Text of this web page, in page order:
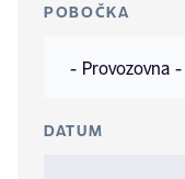
POBOČKA
DATUM